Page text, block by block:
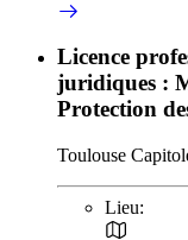
Licence
juridiques :
Protection
Toulouse
Lieu: